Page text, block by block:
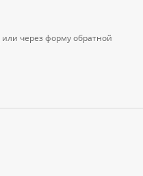
или через форму обратной